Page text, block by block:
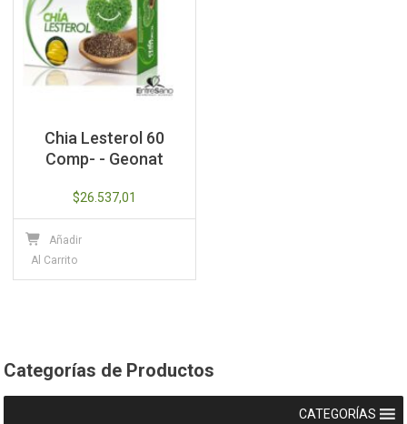
Chia Lesterol 60
Comp- - Geonat
$26.537,01
Añadir
Al Carrito
Categorías de Productos
CATEGORÍAS